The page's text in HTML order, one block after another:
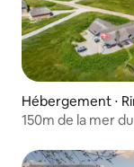
Hébergement ⋅
150m de la mer